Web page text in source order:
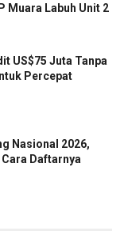
Muara Labuh Unit 2
US$75 Juta Tanpa
Percepat
Nasional 2026,
Daftarnya